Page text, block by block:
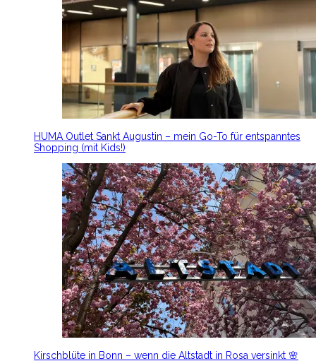
HUMA Outlet Sankt Augustin – mein Go-To für entspanntes
Shopping (mit Kids!)
Kirschblüte in Bonn – wenn die Altstadt in Rosa versinkt 🌸